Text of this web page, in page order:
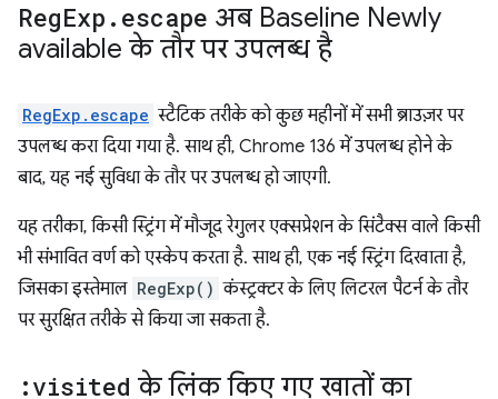
RegExp . escape अब Baseline Newly
available के तौर पर उपलब्ध है
RegExp.escape स्टैटिक तरीके को कुछ महीनों में सभी ब्राउज़र पर
उपलब्ध करा दिया गया है. साथ ही, Chrome 136 में उपलब्ध होने के
बाद, यह नई सुविधा के तौर पर उपलब्ध हो जाएगी.
यह तरीका, किसी स्ट्रिंग में मौजूद रेगुलर एक्सप्रेशन के सिंटैक्स वाले किसी
भी संभावित वर्ण को एस्केप करता है. साथ ही, एक नई स्ट्रिंग दिखाता है,
जिसका इस्तेमाल RegExp() कंस्ट्रक्टर के लिए लिटरल पैटर्न के तौर
पर सुरक्षित तरीके से किया जा सकता है.
:visited के लिंक किए गए खातों का